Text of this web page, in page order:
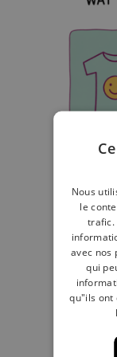
Nous
le
trafic.
avec nos
qui
qu"ils ont